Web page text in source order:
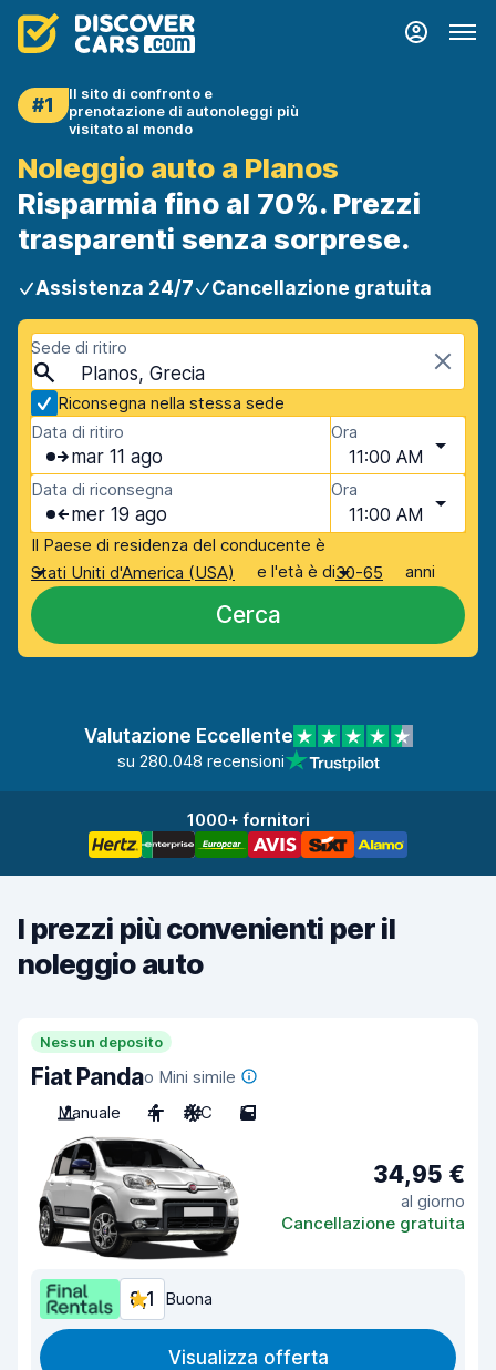
#1
Il sito di confronto e
prenotazione di autonoleggi più
visitato al mondo
Noleggio auto a Planos
Risparmia fino al 70%. Prezzi
trasparenti senza sorprese.
Assistenza 24/7 Cancellazione gratuita
Sede di ritiro
Planos, Grecia
Riconsegna nella stessa sede
Data di ritiro
mar 11 ago
Ora
11:00 AM
Data di riconsegna
mer 19 ago
Ora
11:00 AM
Il Paese di residenza del conducente è
Stati Uniti d'America (USA)
e l'età è di30-65 anni
Cerca
Valutazione Eccellente
su 280.048 recensioni
1000+ fornitori
I prezzi più convenienti per il
noleggio auto
Nessun deposito
Fiat Pandao Mini simile
Manuale
4 A/C 5
34,95 €
al giorno
Cancellazione gratuita
8,1 Buona
Visualizza offerta